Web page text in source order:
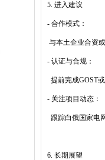
5. 进入建议
- 合作模式：
与本土企业合资
- 认证与合规：
提前完成GOST
- 关注项目动态：
跟踪白俄国家电
6. 长期展望